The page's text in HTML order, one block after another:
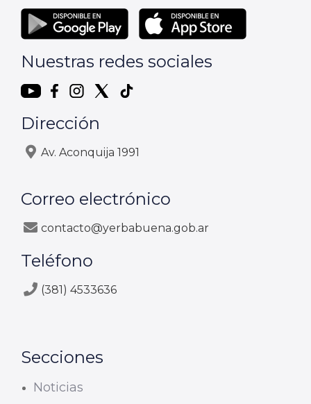
Nuestras redes sociales
Dirección
Av. Aconquija 1991
Correo electrónico
contacto@yerbabuena.gob.ar
Teléfono
(381) 4533636
Secciones
Noticias